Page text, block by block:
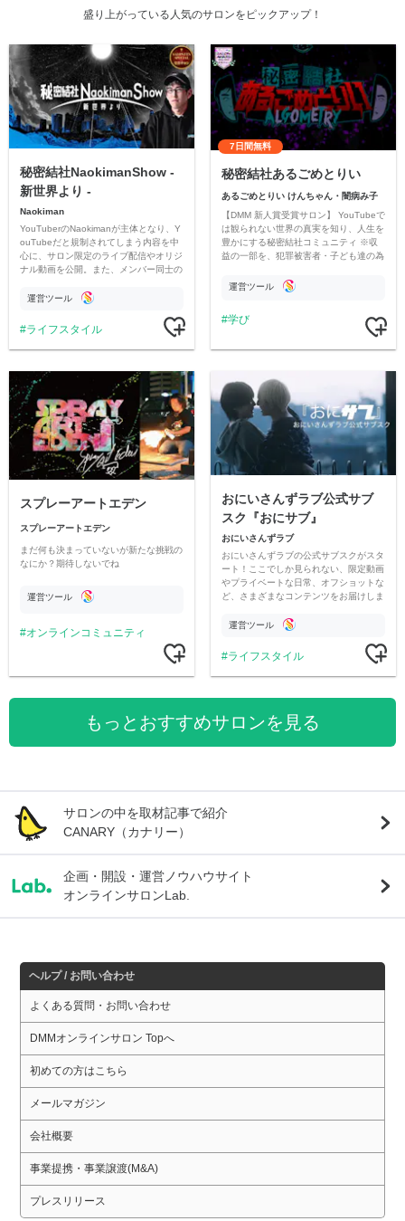
盛り上がっている人気のサロンをピックアップ！
秘密結社NaokimanShow -
新世界より -
Naokiman
YouTuberのNaokimanが主体となり、Y
ouTubeだと規制されてしまう内容を中
心に、サロン限定のライブ配信やオリジ
ナル動画を公開。また、メンバー同士の
ただいています。
運営ツール
ライフスタイル
7日間無料
秘密結社あるごめとりい
あるごめとりい けんちゃん・闇病み子
【DMM 新人賞受賞サロン】 YouTubeで
は観られない世界の真実を知り、人生を
豊かにする秘密結社コミュニティ ※収
益の一部を、犯罪被害者・子ども達の為
す運営ツール
学び
スプレーアートエデン
スプレーアートエデン
まだ何も決まっていないが新たな挑戦の
なにか？期待しないでね
運営ツール
オンラインコミュニティ
おにいさんずラブ公式サブ
スク『おにサブ』
おにいさんずラブ
おにいさんずラブの公式サブスクがスタ
ート！ここでしか見られない、限定動画
やプライベートな日常、オフショットな
ど、さまざまなコンテンツをお届けしま
運営ツール
ライフスタイル
もっとおすすめサロンを見る
サロンの中を取材記事で紹介
CANARY（カナリー）
企画・開設・運営ノウハウサイト
オンラインサロンLab.
ヘルプ / お問い合わせ
よくある質問・お問い合わせ
DMMオンラインサロン Topへ
初めての方はこちら
メールマガジン
会社概要
事業提携・事業譲渡(M&A)
プレスリリース